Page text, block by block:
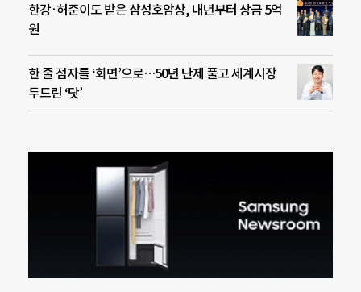
한강·허준이도 받은 삼성호암상, 내년부터 상금 5억
원
한 줄 점자를 ‘화면’으로…50년 난제 풀고 세계시장
두드린 ‘닷’